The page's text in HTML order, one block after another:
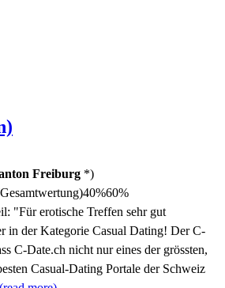
Freiburg *)
40%60%
"Für erotische Treffen sehr gut
in der Kategorie Casual Dating! Der C-
C-Date.ch nicht nur eines der grössten,
Casual-Dating Portale der Schweiz